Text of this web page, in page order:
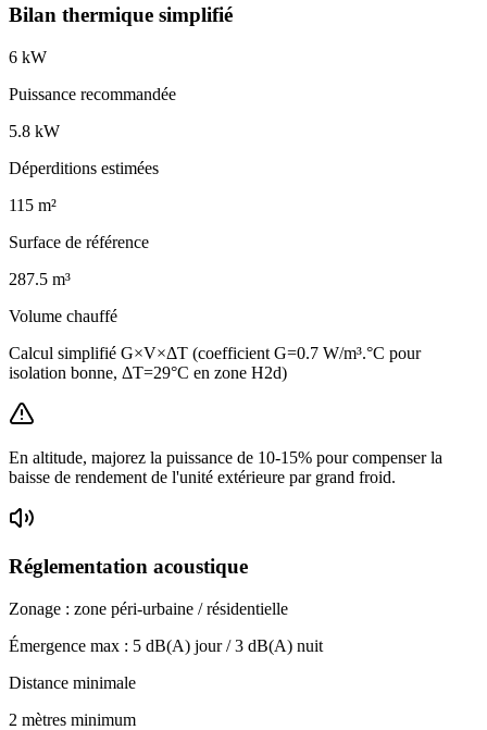
Bilan thermique simplifié
6 kW
Puissance recommandée
5.8 kW
Déperditions estimées
115 m²
Surface de référence
287.5 m³
Volume chauffé
Calcul simplifié G×V×ΔT (coefficient G=0.7 W/m³.°C pour
isolation bonne, ΔT=29°C en zone H2d)
En altitude, majorez la puissance de 10-15% pour compenser la
baisse de rendement de l'unité extérieure par grand froid.
Réglementation acoustique
Zonage : zone péri-urbaine / résidentielle
Émergence max : 5 dB(A) jour /3 dB(A) nuit
Distance minimale
2 mètres minimum